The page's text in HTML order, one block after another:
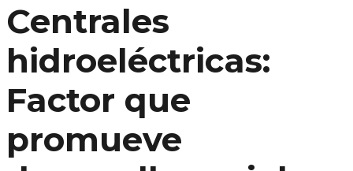
Centrales
hidroeléctricas:
Factor que
promueve